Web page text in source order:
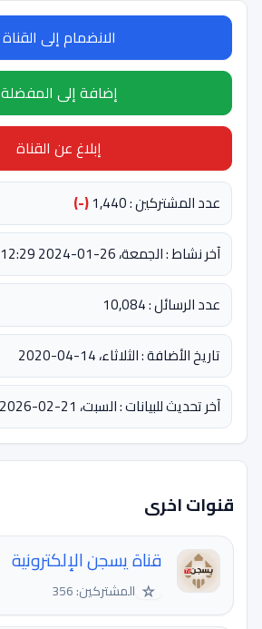
الانضمام إلى القناة
إضافة إلى المفضلة
إبلاغ عن القناة
عدد المشتركين : 1,440
(-)
آخر نشاط : الجمعة، 26-01-2024 12:29 صباحاً
عدد الرسائل : 10,084
تاريخ الأضافة : الثلاثاء، 14-04-2020
آخر تحديث للبيانات : السبت، 21-02-2026 12:28:02 صباحاً
قنوات اخرى
قناة يسجن الإلكترونية
☆ المشتركين: 356